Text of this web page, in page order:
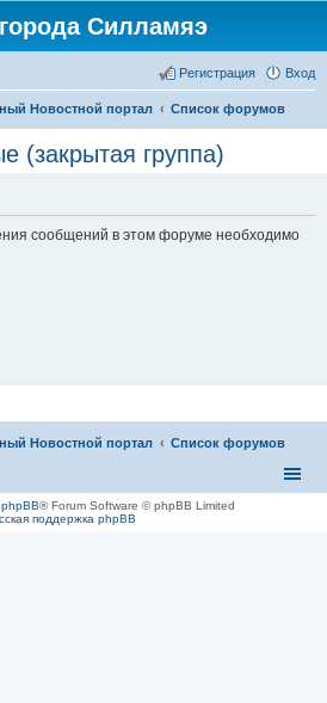
Силламяэ
Вход
Регистрация
Новостной портал Список форумов
(закрытая группа)
сообщений в этом форуме необходимо
Новостной портал Список форумов
phpBB® Forum Software © phpBB Limited
поддержка phpBB